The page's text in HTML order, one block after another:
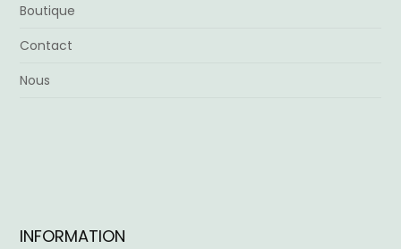
Boutique
Contact
Nous
INFORMATION